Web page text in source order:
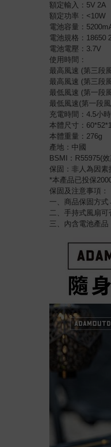
額定輸入：5V 2A
額定功率：<10W
電池容量：
電池規格：18650
電池電壓：3.7V
使用時間：
最高風速 (第三段
最高風速 (第三段
最低風速 (第一段
最低風速(第一段
充電時間：4.5小時
本體尺寸：
本體重量：276g
產地：中國
BSMI：R55975(
保固：非人為因素
*本產品已投保
保固及注意事項：
一、商品保固方
二、手持式風扇可
三、內含電池產